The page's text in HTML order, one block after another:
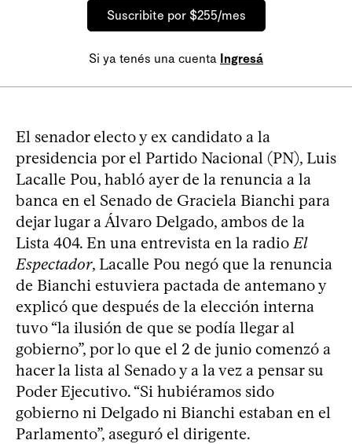
Suscribite por $255/mes
Si ya tenés una cuenta Ingresá
El senador electo y ex candidato a la
presidencia por el Partido Nacional (PN), Luis
Lacalle Pou, habló ayer de la renuncia a la
banca en el Senado de Graciela Bianchi para
dejar lugar a Álvaro Delgado, ambos de la
Lista 404. En una entrevista en la radioEl
Espectador, Lacalle Pou negó que la renuncia
de Bianchi estuviera pactada de antemano y
explicó que después de la elección interna
tuvo “la ilusión de que se podía llegar al
gobierno”, por lo que el 2 de junio comenzó a
hacer la lista al Senado y a la vez a pensar su
Poder Ejecutivo. “Si hubiéramos sido
gobierno ni Delgado ni Bianchi estaban en el
Parlamento”, aseguró el dirigente.